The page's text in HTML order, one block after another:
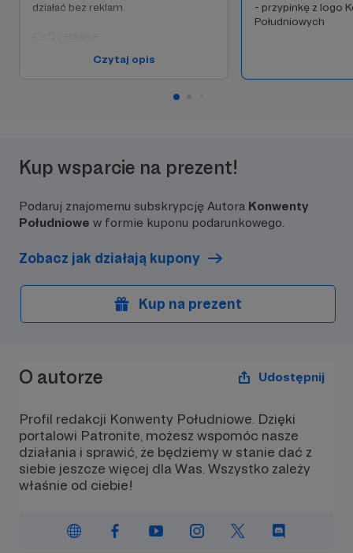
działać bez reklam.
- rolę wspierającego na Discordzie
plany, zapowiedzi, gdzie będziemy na
Czytaj opis
- przypinkę z logo
Południowych
Kup wsparcie na prezent!
Podaruj znajomemu subskrypcję Autora Konwenty
Południowe w formie kuponu podarunkowego.
Zobacz jak działają kupony
Kup na prezent
O autorze Udostępnij
Profil redakcji Konwenty Południowe. Dzięki
portalowi Patronite, możesz wspomóc nasze
działania i sprawić, że będziemy w stanie dać z
siebie jeszcze więcej dla Was. Wszystko zależy
właśnie od ciebie!